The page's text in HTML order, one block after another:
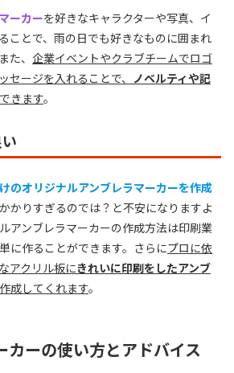
ーカーを好きなキャラクターや写真、イ
ことで、雨の日でも好きなものに囲まれ
た、 企業イベントやクラブチームでロゴ
セージを入れることで、 ノベルティや記
きます。
のオリジナルアンブレラマーカーを作成
かりすぎるのでは？と不安になりますよ
アンブレラマーカーの作成方法は印刷業
に作ることができます。さらにプロに依
アクリル板にきれいに印刷をしたアンブ
成してくれます。
カーの使い方とアドバイス